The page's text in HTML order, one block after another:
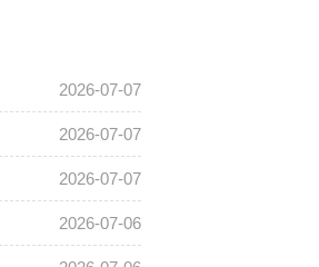
2026-07-07
2026-07-07
2026-07-07
2026-07-06